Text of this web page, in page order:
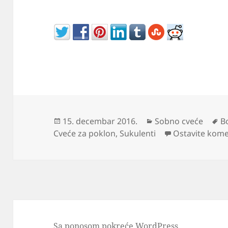
Objavljeno
15. decembar 2016. Kategorije
Sobno cveće
Cveće za poklon, Sukulenti Ostavite